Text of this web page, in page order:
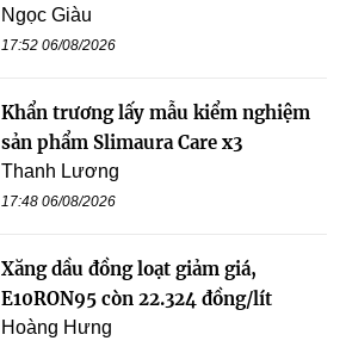
Ngọc Giàu
17:52 06/08/2026
Khẩn trương lấy mẫu kiểm nghiệm
sản phẩm Slimaura Care x3
Thanh Lương
17:48 06/08/2026
Xăng dầu đồng loạt giảm giá,
E10RON95 còn 22.324 đồng/lít
Hoàng Hưng